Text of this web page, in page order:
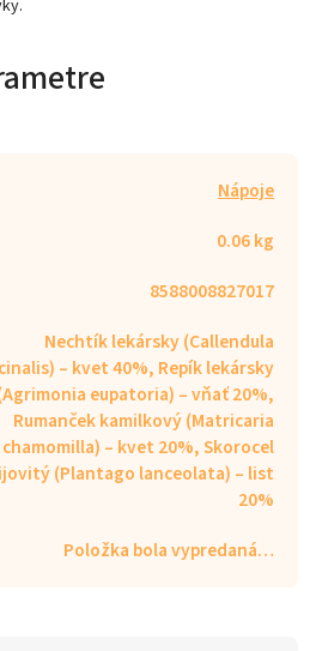
Nápoje
0.06 kg
8588008827017
Nechtík lekársky (Callendula
– kvet 40%, Repík lekársky
eupatoria) – vňať 20%,
Rumanček kamilkový (Matricaria
chamomilla) – kvet 20%, Skorocel
(Plantago lanceolata) – list
20%
Položka bola vypredaná…